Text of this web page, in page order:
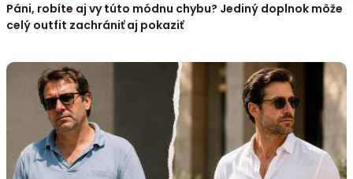
Páni, robíte aj vy túto módnu chybu? Jediný doplnok môže
celý outfit zachrániť aj pokaziť